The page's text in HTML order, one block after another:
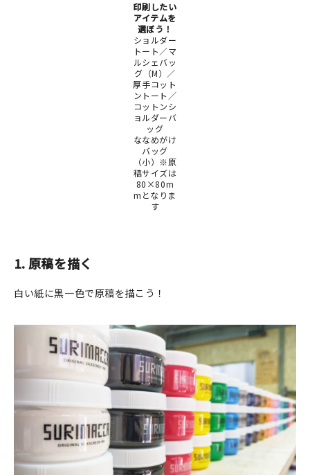
印刷したい
アイテムを
選ぼう！
ショルダー
トート／マ
ルシェバッ
グ（M）／
厚手コット
ントート／
コットンシ
ョルダーバ
ッグ
ななめがけ
バッグ
（小）※原
稿サイズは
80×80m
mとなりま
す
1. 原稿を描く
白い紙に黒一色で原稿を描こう！